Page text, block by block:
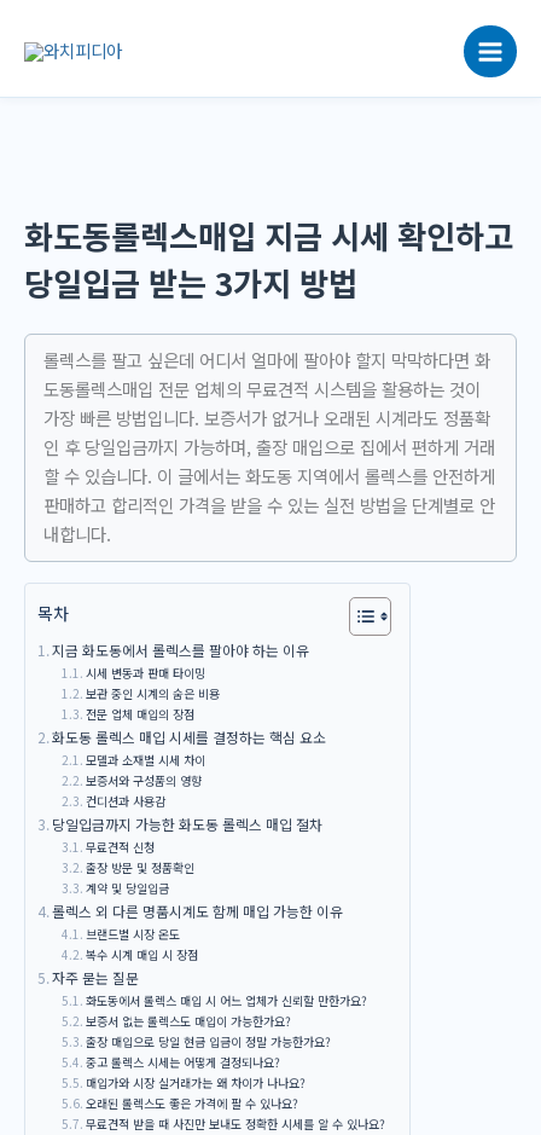
로
화도동롤렉스매입 지금 시세 확인하고
당일입금 받는 3가지 방법
롤렉스를 팔고 싶은데 어디서 얼마에 팔아야 할지 막막하다면 화
도동롤렉스매입 전문 업체의 무료견적 시스템을 활용하는 것이
가장 빠른 방법입니다. 보증서가 없거나 오래된 시계라도 정품확
인 후 당일입금까지 가능하며, 출장 매입으로 집에서 편하게 거래
할 수 있습니다. 이 글에서는 화도동 지역에서 롤렉스를 안전하게
판매하고 합리적인 가격을 받을 수 있는 실전 방법을 단계별로 안
내합니다.
목차
지금 화도동에서 롤렉스를 팔아야 하는 이유
시세 변동과 판매 타이밍
보관 중인 시계의 숨은 비용
전문 업체 매입의 장점
화도동 롤렉스 매입 시세를 결정하는 핵심 요소
모델과 소재별 시세 차이
보증서와 구성품의 영향
컨디션과 사용감
당일입금까지 가능한 화도동 롤렉스 매입 절차
무료견적 신청
출장 방문 및 정품확인
계약 및 당일입금
롤렉스 외 다른 명품시계도 함께 매입 가능한 이유
브랜드별 시장 온도
복수 시계 매입 시 장점
자주 묻는 질문
화도동에서 롤렉스 매입 시 어느 업체가 신뢰할 만한가요?
보증서 없는 롤렉스도 매입이 가능한가요?
출장 매입으로 당일 현금 입금이 정말 가능한가요?
중고 롤렉스 시세는 어떻게 결정되나요?
매입가와 시장 실거래가는 왜 차이가 나나요?
오래된 롤렉스도 좋은 가격에 팔 수 있나요?
무료견적 받을 때 사진만 보내도 정확한 시세를 알 수 있나요?